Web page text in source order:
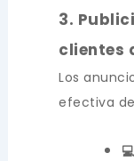
3.
clientes
Los
efectiva